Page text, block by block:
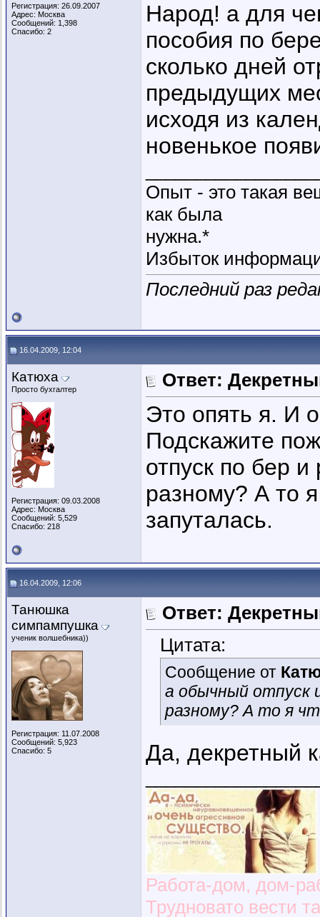
Регистрация: 26.09.2007
Адрес: Москва
Сообщений: 1,398
Спасибо: 2
Народ! а для
пособия по
сколько дней
предыдущих
исходя из
новенькое
Опыт - это такая
как была
нужна.*
Избыток
Последний раз
16.04.2009, 12:04
Катюха
Просто бухгалтер
Регистрация: 09.03.2008
Адрес: Москва
Сообщений: 5,529
Спасибо: 218
Ответ:
Это опять я. И
Подскажите
отпуск по бер
разному? А то
запуталась.
16.04.2009, 12:06
Танюшка
симпампушка
ученик волшебника))
Регистрация: 11.07.2008
Сообщений: 5,923
Спасибо: 5
Ответ:
Цитата:
Сообщение от
а обычный отпуск
разному? А то я
Да, декретный
Работа-дом, дом-
Трудновато вести